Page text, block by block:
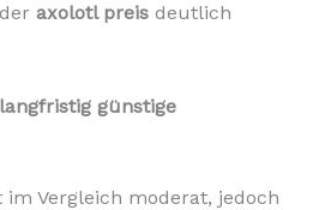
axolotl preisdeutlich
günstige
Vergleich moderat, jedoch